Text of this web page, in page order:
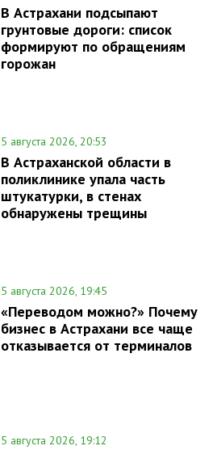
В Астрахани подсыпают
грунтовые дороги: список
формируют по обращениям
горожан
5 августа 2026, 20:53
В Астраханской области в
поликлинике упала часть
штукатурки, в стенах
обнаружены трещины
5 августа 2026, 19:45
«Переводом можно?» Почему
бизнес в Астрахани все чаще
отказывается от терминалов
5 августа 2026, 19:12